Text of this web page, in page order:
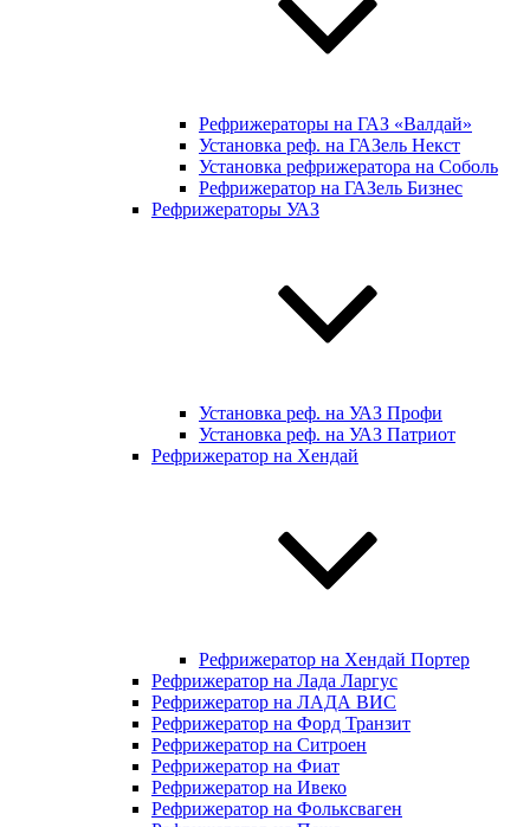
Рефрижераторы на ГАЗ «Валдай»
Установка реф. на ГАЗель Некст
Установка рефрижератора на Соболь
Рефрижератор на ГАЗель Бизнес
Рефрижераторы УАЗ
Установка реф. на УАЗ Профи
Установка реф. на УАЗ Патриот
Рефрижератор на Хендай
Рефрижератор на Хендай Портер
Рефрижератор на Лада Ларгус
Рефрижератор на ЛАДА ВИС
Рефрижератор на Форд Транзит
Рефрижератор на Ситроен
Рефрижератор на Фиат
Рефрижератор на Ивеко
Рефрижератор на Фольксваген